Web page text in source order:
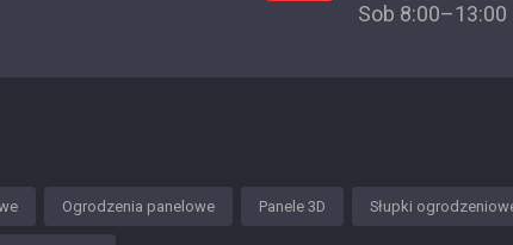
Sob 8:00–13:00
Ogrodzenia panelowe Panele 3D Słupki